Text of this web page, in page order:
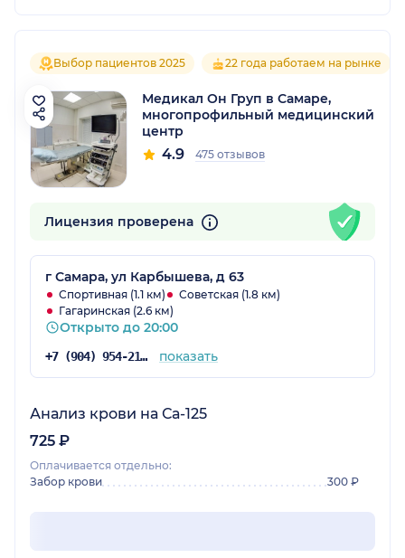
Выбор пациентов 2025 22 года работаем на рынке
Медикал Он Груп в Самаре,
многопрофильный медицинский
центр
4.9 475 отзывов
Лицензия проверена
г Самара, ул Карбышева, д 63
Спортивная (1.1 км)
Советская (1.8 км)
Гагаринская (2.6 км)
Открыто до 20:00
+7 (904) 954-21-39 показать
Анализ крови на Са-125
725 ₽
Оплачивается отдельно:
Забор крови
300 ₽